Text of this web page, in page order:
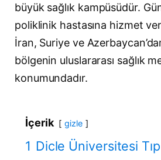
büyük sağlık kampüsüdür.
poliklinik hastasına hizmet
İran, Suriye ve
bölgenin uluslararası sağlık
konumundadır.
İçerik gizle
1 Dicle Üniversitesi